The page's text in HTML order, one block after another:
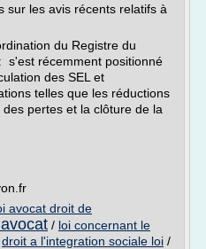
sur les avis récents relatifs à
du Registre du
s'est récemment positionné
des SEL et
telles que les réductions
pertes et la clôture de la
avocat droit de
avocat / loi concernant le
droit a l'integration sociale loi /